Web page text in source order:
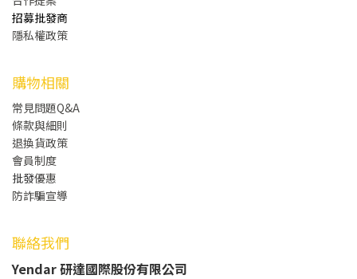
招募批發商
隱私權政策
購物相關
常見問題Q&A
條款與細則
退換貨政策
會員制度
批發優惠
防詐騙宣導
聯絡我們
Yendar 研達國際股份有限公司